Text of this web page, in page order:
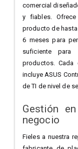
comercial
y fiables.
producto de
6 meses para
suficiente para
productos. Cada
incluye ASUS
de TI de nivel de
Gestión
negocio
Fieles a nuestra